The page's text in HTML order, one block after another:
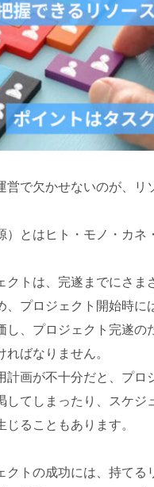
営で欠かせないのが、リ
）とはヒト・モノ・カネ
クトは、完遂までにさま
、プロジェクト開始時に
し、プロジェクト完遂の
ばなりません。
計画が不十分だと、プロ
してしまったり、スケジ
ることもあります。
クトの成功には、持てる